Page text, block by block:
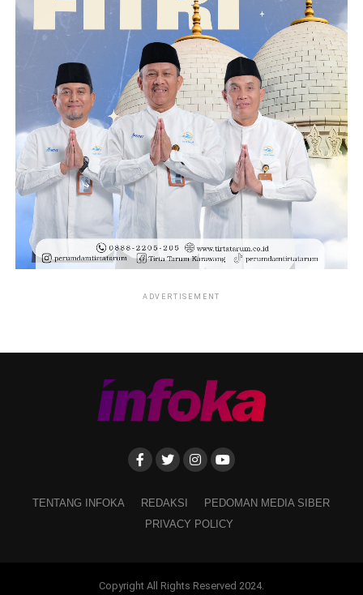
ADVERTISEMENT
TENTANG INFOKA REDAKSI
PEDOMAN MEDIA SIBER
PRIVACY POLICY
Copyright All Rights Reserved 2024.